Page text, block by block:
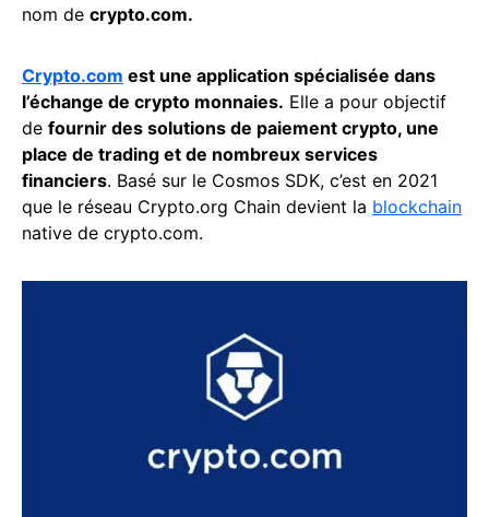
nom de crypto.com.
Crypto.com est une application spécialisée dans
l’échange de crypto monnaies. Elle a pour objectif
de fournir des solutions de paiement crypto, une
place de trading et de nombreux services
financiers. Basé sur le Cosmos SDK, c’est en 2021
que le réseau Crypto.org Chain devient la blockchain
native de crypto.com.